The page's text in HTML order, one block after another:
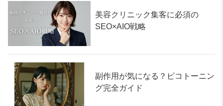
美容クリニック集客に必須の
SEO×AIO戦略
副作用が気になる？ピコトーニン
グ完全ガイド